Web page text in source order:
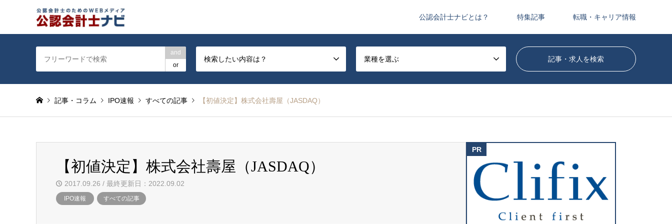
公認会計士ナビとは？ 特集記事 転職・キャリア情報
and
or
検索したい内容は？ 業種を選ぶ
記事・コラム IPO速報 すべての記事 【初値決定】株式会社壽屋（JASDAQ）
【初値決定】株式会社壽屋（JASDAQ）
2017.09.26 / 最終更新日：2022.09.02
IPO速報 すべての記事